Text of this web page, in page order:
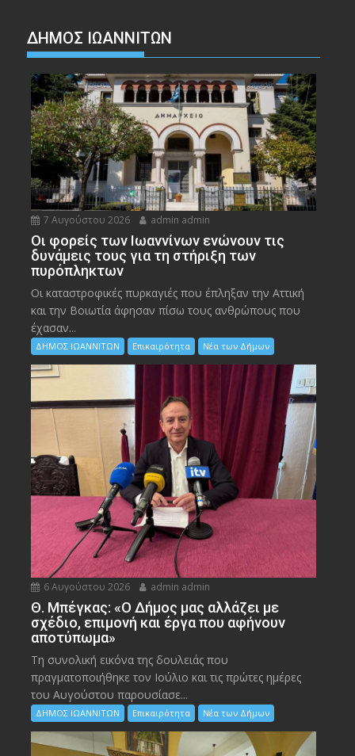
ΔΗΜΟΣ ΙΩΑΝΝΙΤΩΝ
7 Αυγούστου 2026 admin admin
Οι φορείς των Ιωαννίνων ενώνουν τις
δυνάμεις τους για τη στήριξη των
πυρόπληκτων
Οι καταστροφικές πυρκαγιές που έπληξαν την Αττική
και την Bοιωτία άφησαν πίσω τους ανθρώπους που
έχασαν...
ΔΗΜΟΣ ΙΩΑΝΝΙΤΩΝ Επικαιρότητα Νέα των Δήμων
6 Αυγούστου 2026 admin admin
Θ. Μπέγκας: «Ο Δήμος μας αλλάζει με
σχέδιο, επιμονή και έργα που αφήνουν
αποτύπωμα»
Τη συνολική εικόνα της δουλειάς που
πραγματοποιήθηκε τον Ιούλιο και τις πρώτες ημέρες
του Αυγούστου παρουσίασε...
ΔΗΜΟΣ ΙΩΑΝΝΙΤΩΝ Επικαιρότητα Νέα των Δήμων